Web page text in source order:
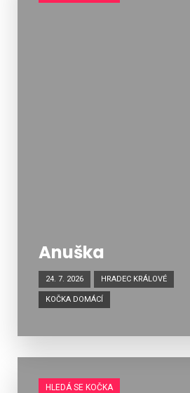
Anuška
24. 7. 2026 HRADEC KRÁLOVÉ
KOČKA DOMÁCÍ
HLEDÁ SE KOČKA